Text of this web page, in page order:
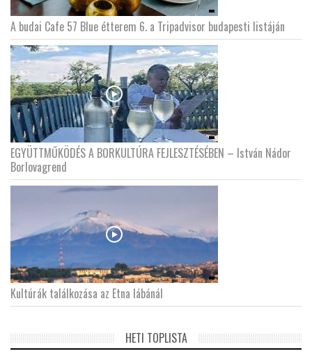
A budai Cafe 57 Blue étterem 6. a Tripadvisor budapesti listáján
EGYÜTTMŰKÖDÉS A BORKULTÚRA FEJLESZTÉSÉBEN – István Nádor
Borlovagrend
Kultúrák találkozása az Etna lábánál
HETI TOPLISTA